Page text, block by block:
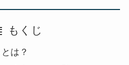
もくじ
は？